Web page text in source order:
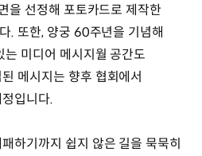
을 선정해 포토카드로 제작한
. 또한, 양궁 60주년을 기념해
미디어 메시지월 공간도
메시지는 향후 협회에서
입니다.
하기까지 쉽지 않은 길을 묵묵히